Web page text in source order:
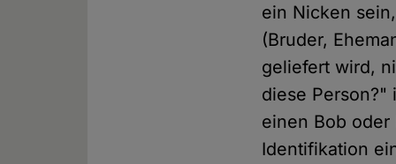
ein Nicken
(Bruder,
geliefert wird,
diese Person?"
einen Bob
Identifikation